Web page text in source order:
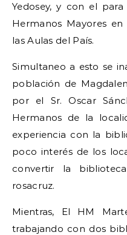
Yedosey, y con el
Hermanos Mayores
las Aulas del País.
Simultaneo a esto se
población de
por el Sr. Oscar
Hermanos de la
experiencia con la
poco interés de los
convertir la
rosacruz.
Mientras, El HM
trabajando con dos